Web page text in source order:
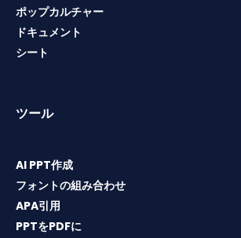
ポップカルチャー
ドキュメント
シート
ツール
AI PPT作成
フォントの組み合わせ
APA引用
PPTをPDFに